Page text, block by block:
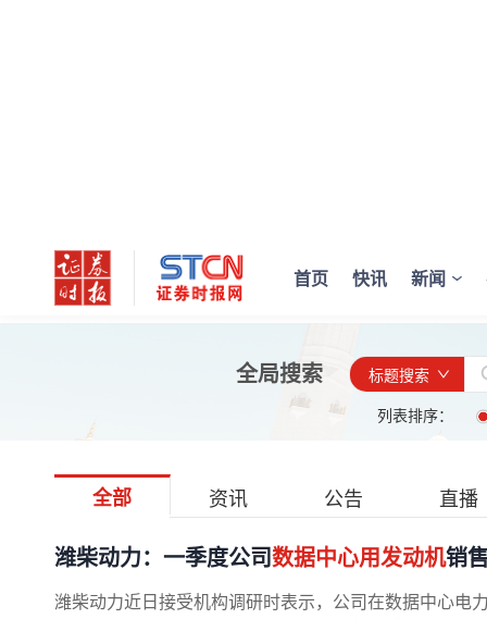
首页 快讯 新闻
全局搜索
标题搜索
列表排序：
全部 资讯 公告 直播
潍柴动力：一季度公司数据中心用发动机销
潍柴动力近日接受机构调研时表示，公司在数据中心电